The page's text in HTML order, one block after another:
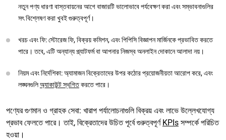
নতুন পণ্য ধারণা বাস্তবায়নের আগে বাজারটি ভালোভাবে পর্যবেক্ষণ করা এবং সম্ভাবনাগুলির
সৎ বিশ্লেষণ করা খুবই গুরুত্বপূর্ণ।
খরচ এবং ফি: স্টোরেজ ফি, বিক্রয় কমিশন, এবং পিপিসি বিজ্ঞাপন মার্জিনকে প্রভাবিত করতে
পারে। তবে, এটি অন্যান্য প্ল্যাটফর্ম বা আপনার নিজস্ব অনলাইন দোকানে আলাদা নয়।
নিয়ম এবং নির্দেশিকা: অ্যামাজন বিক্রেতাদের উপর কঠোর প্রয়োজনীয়তা আরোপ করে, এবং
লঙ্ঘনগুলিঅ্যাকাউন্ট স্থগিতকরতে পারে।
পণ্যের গুণমান ও গ্রাহক সেবা: খারাপ পর্যালোচনাগুলি বিক্রয় এবং লাভে উল্লেখযোগ্য
প্রভাব ফেলতে পারে। তাই, বিক্রেতাদের উচিত পূর্বে গুরুত্বপূর্ণ KPIs সম্পর্কে পরিচিত
হওয়া।